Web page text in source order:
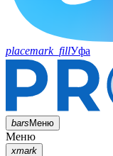
placemark_fillУфа
barsМеню
Меню
xmark